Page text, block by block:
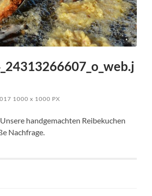
1000x 1000 PX
handgemachten Reibekuchen
Nachfrage.